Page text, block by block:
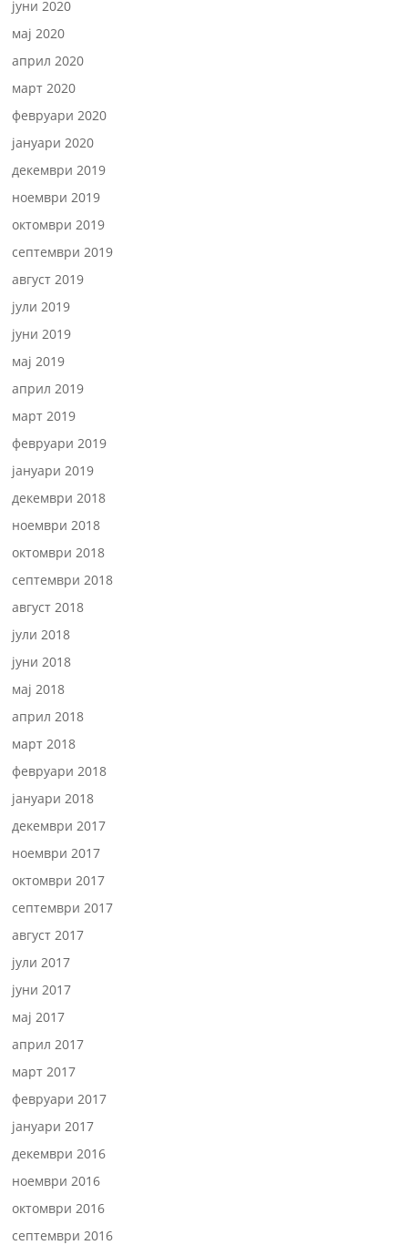
јуни 2020
мај 2020
април 2020
март 2020
февруари 2020
јануари 2020
декември 2019
ноември 2019
октомври 2019
септември 2019
август 2019
јули 2019
јуни 2019
мај 2019
април 2019
март 2019
февруари 2019
јануари 2019
декември 2018
ноември 2018
октомври 2018
септември 2018
август 2018
јули 2018
јуни 2018
мај 2018
април 2018
март 2018
февруари 2018
јануари 2018
декември 2017
ноември 2017
октомври 2017
септември 2017
август 2017
јули 2017
јуни 2017
мај 2017
април 2017
март 2017
февруари 2017
јануари 2017
декември 2016
ноември 2016
октомври 2016
септември 2016